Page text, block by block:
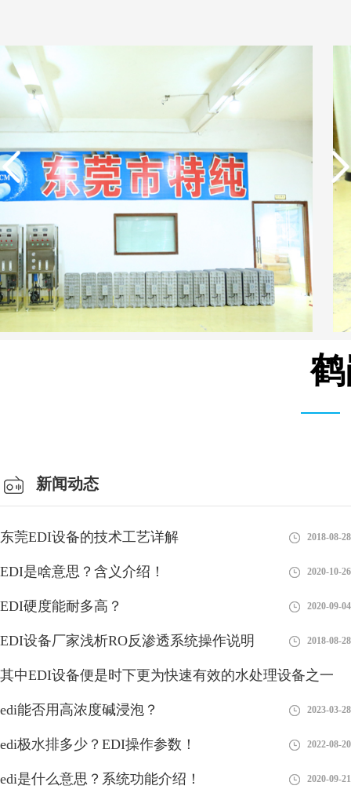
单边过滤流畅基板
有限公司营业执照
新闻动态
东莞EDI设备的技术工艺详解 2018-08-28
EDI是啥意思？含义介绍！ 2020-10-26
EDI硬度能耐多高？ 2020-09-04
EDI设备厂家浅析RO反渗透系统操作说明 2018-08-28
其中EDI设备便是时下更为快速有效的水处理设备之一
2018-08-27
edi能否用高浓度碱浸泡？ 2023-03-28
edi极水排多少？EDI操作参数！ 2022-08-20
edi是什么意思？系统功能介绍！ 2020-09-21
升。在过去，我们可能只关注水的颜色、味道和透明度等基本特